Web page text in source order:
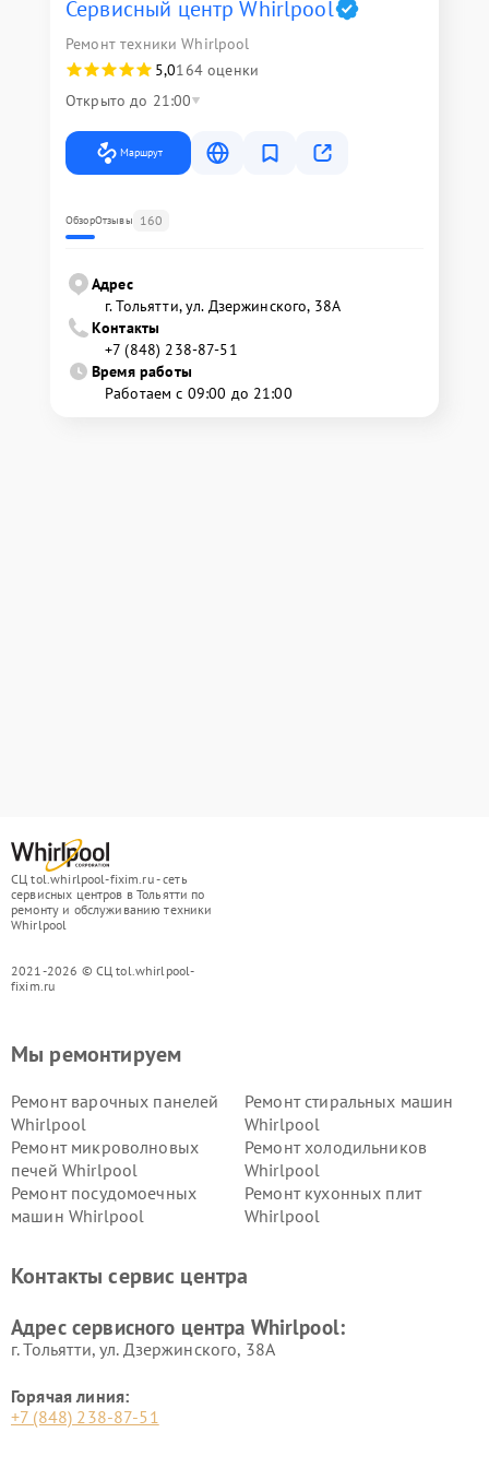
Сервисный центр Whirlpool
Ремонт техники Whirlpool
5,0164 оценки
Открыто до 21:00
Маршрут
ОбзорОтзывы 160
Адрес
г. Тольятти, ул. Дзержинского, 38А
Контакты
+7 (848) 238-87-51
Время работы
Работаем с 09:00 до 21:00
СЦ tol.whirlpool-fixim.ru - сеть
сервисных центров в Тольятти по
ремонту и обслуживанию техники
Whirlpool
2021-2026 © СЦ tol.whirlpool-
fixim.ru
Мы ремонтируем
Ремонт варочных панелей
Whirlpool
Ремонт стиральных машин
Whirlpool
Ремонт микроволновых
печей Whirlpool
Ремонт холодильников
Whirlpool
Ремонт посудомоечных
машин Whirlpool
Ремонт кухонных плит
Whirlpool
Контакты сервис центра
Адрес сервисного центра Whirlpool:
г. Тольятти, ул. Дзержинского, 38А
Горячая линия:
+7 (848) 238-87-51